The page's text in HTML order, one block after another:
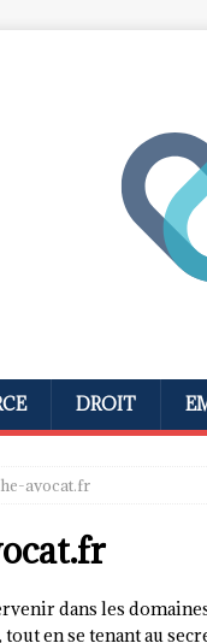
DROIT
avocat.fr
dans les
en se tenant au